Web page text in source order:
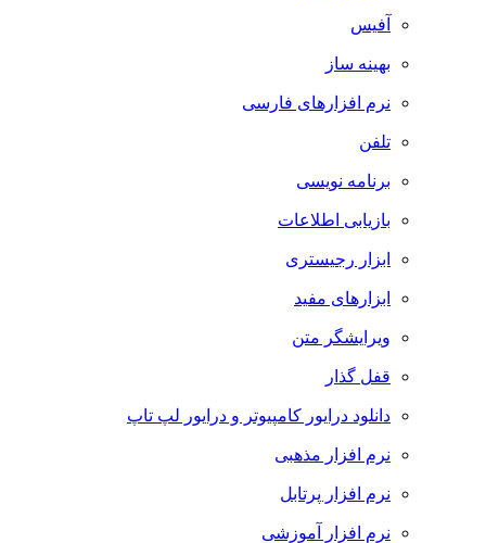
آفیس
بهینه ساز
نرم افزارهای فارسی
تلفن
برنامه نویسی
بازیابی اطلاعات
ابزار رجیستری
ابزارهای مفید
ویرایشگر متن
قفل گذار
دانلود درایور کامپیوتر و درایور لپ تاپ
نرم افزار مذهبی
نرم افزار پرتابل
نرم افزار آموزشی